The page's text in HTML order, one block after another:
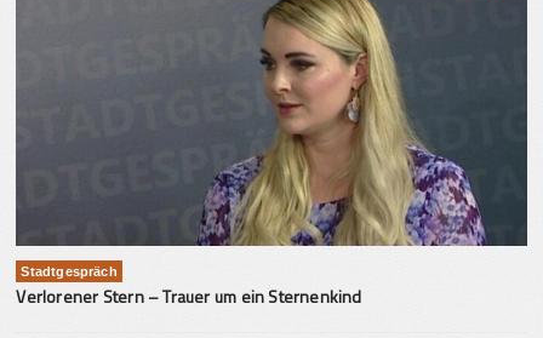
Stadtgespräch
Verlorener Stern – Trauer um ein Sternenkind